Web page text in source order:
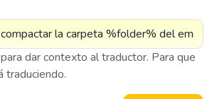
dar contexto al traductor. Para que
traduciendo.